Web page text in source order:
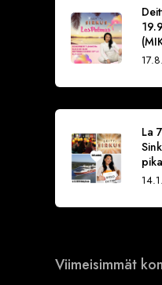
La
Viimeisimmät